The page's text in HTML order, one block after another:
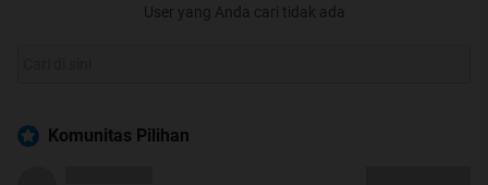
User yang Anda cari tidak ada
Komunitas Pilihan